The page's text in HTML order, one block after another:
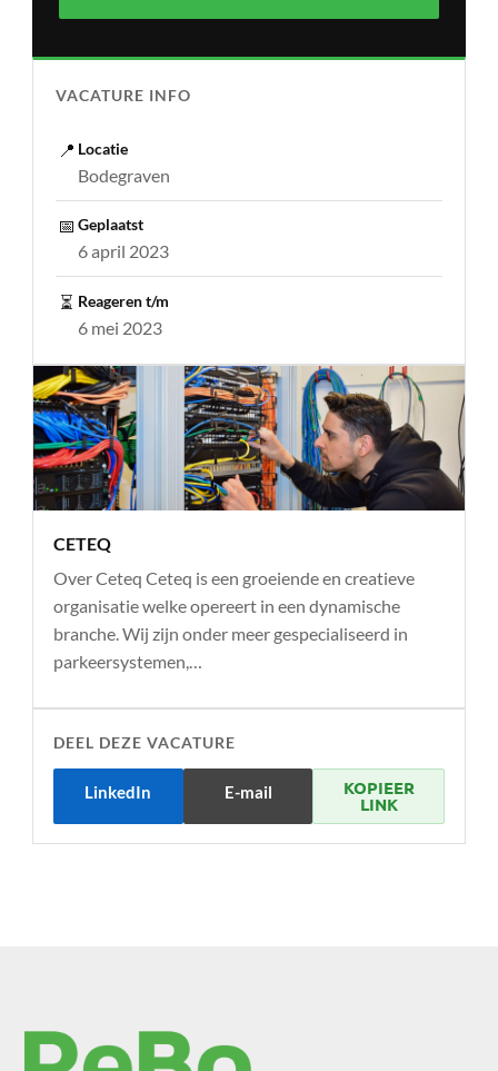
VACATURE INFO
📍 Locatie
Bodegraven
📅 Geplaatst
6 april 2023
⏳ Reageren t/m
6 mei 2023
CETEQ
Over Ceteq Ceteq is een groeiende en creatieve
organisatie welke opereert in een dynamische
branche. Wij zijn onder meer gespecialiseerd in
parkeersystemen,…
DEEL DEZE VACATURE
LinkedIn E-mail KOPIEER
LINK